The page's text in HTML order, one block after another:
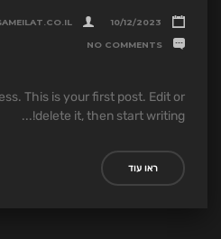
10/12/2023
NO COMMENTS
This is your first post. Edit or
delete it, then start writing!...
ראו עוד